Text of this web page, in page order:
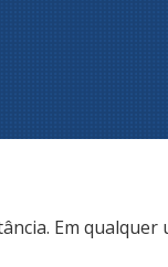
Em qualquer